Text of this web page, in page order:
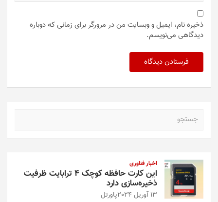
ذخیره نام، ایمیل و وبسایت من در مرورگر برای زمانی که دوباره
دیدگاهی می‌نویسم.
اخبار فناوری
این کارت حافظه کوچک ۴ ترابایت ظرفیت
ذخیره‌سازی دارد
13 آوریل 2024 پاورتل